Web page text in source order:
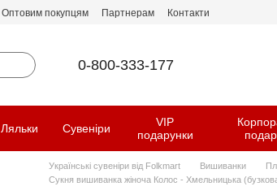
Оптовим покупцям Партнерам Контакти
0-800-333-177
Ляльки Сувеніри
VIP
подарунки
Українські сувеніри від Folkmart Вишиванки
Сукня вишиванка жіноча Колос - Хмельницька